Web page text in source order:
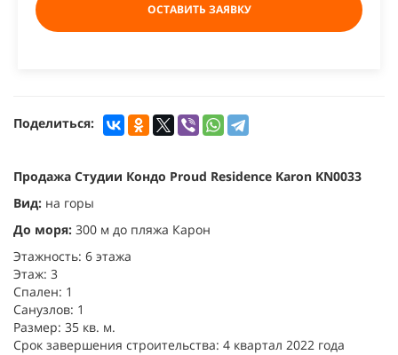
ОСТАВИТЬ ЗАЯВКУ
Поделиться:
Продажа Студии Кондо Proud Residence Karon KN0033
Вид: на горы
До моря: 300 м до пляжа Карон
Этажность: 6 этажа
Этаж: 3
Спален: 1
Санузлов: 1
Размер: 35 кв. м.
Срок завершения строительства: 4 квартал 2022 года